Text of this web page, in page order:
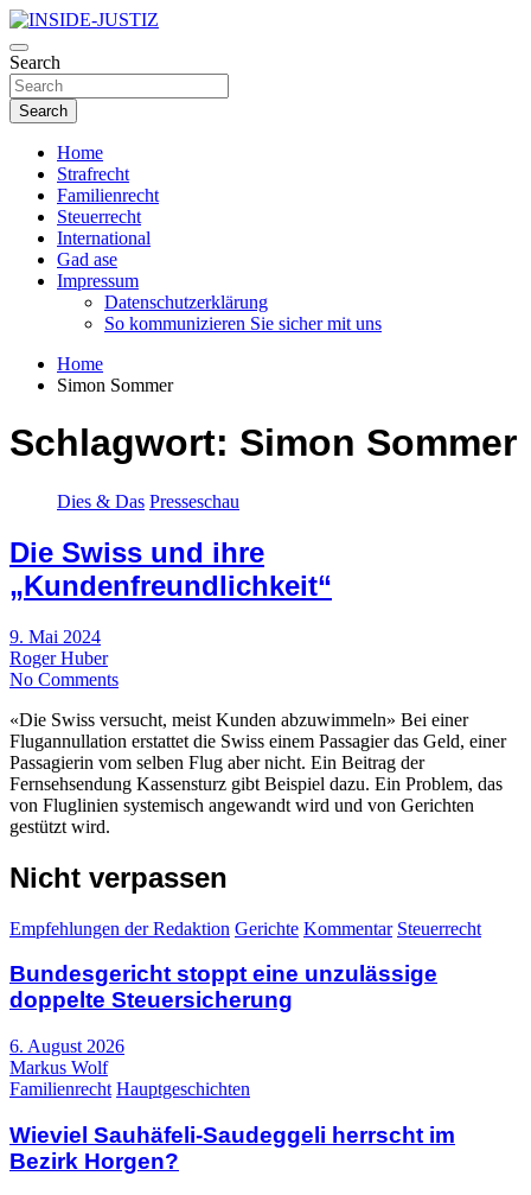
Skip
to
content
INSIDE-JUSTIZ
Investigativer Journalismus zur Dritten Gewalt
Search
Search
Home
Strafrecht
Familienrecht
Steuerrecht
International
Gad ase
Impressum
Datenschutzerklärung
So kommunizieren Sie sicher mit uns
Home
Simon Sommer
Schlagwort: Simon Sommer
Dies & Das Presseschau
Die Swiss und ihre
„Kundenfreundlichkeit“
9. Mai 2024
Roger Huber
No Comments
«Die Swiss versucht, meist Kunden abzuwimmeln» Bei einer
Flugannullation erstattet die Swiss einem Passagier das Geld, einer
Passagierin vom selben Flug aber nicht. Ein Beitrag der
Fernsehsendung Kassensturz gibt Beispiel dazu. Ein Problem, das
von Fluglinien systemisch angewandt wird und von Gerichten
gestützt wird.
Nicht verpassen
Empfehlungen der Redaktion Gerichte Kommentar Steuerrecht
Bundesgericht stoppt eine unzulässige
doppelte Steuersicherung
6. August 2026
Markus Wolf
Familienrecht Hauptgeschichten
Wieviel Sauhäfeli-Saudeggeli herrscht im
Bezirk Horgen?